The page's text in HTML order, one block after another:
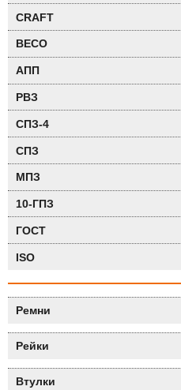
CRAFT
BECO
АПП
РВЗ
СПЗ-4
СПЗ
МПЗ
10-ГПЗ
ГОСТ
ISO
Ремни
Рейки
Втулки